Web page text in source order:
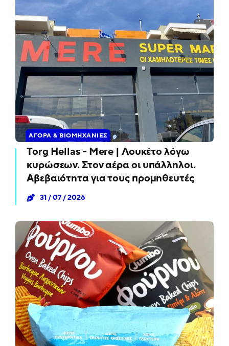
ΑΓΟΡΆ & ΒΙΟΜΗΧΑΝΊΕΣ
Torg Hellas - Mere | Λουκέτο λόγω
κυρώσεων. Στον αέρα οι υπάλληλοι.
Αβεβαιότητα για τους προμηθευτές
31 / 07 / 2026